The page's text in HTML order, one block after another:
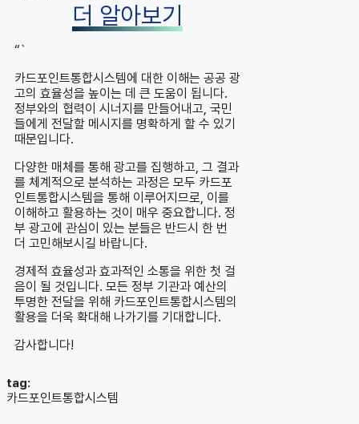
더 알아보기
“`
카드포인트통합시스템에 대한 이해는 공공 광
고의 효율성을 높이는 데 큰 도움이 됩니다.
정부와의 협력이 시너지를 만들어내고, 국민
들에게 전달할 메시지를 명확하게 할 수 있기
때문입니다.
다양한 매체를 통해 광고를 집행하고, 그 결과
를 체계적으로 분석하는 과정은 모두 카드포
인트통합시스템을 통해 이루어지므로, 이를
이해하고 활용하는 것이 매우 중요합니다. 정
부 광고에 관심이 있는 분들은 반드시 한 번
더 고민해보시길 바랍니다.
경제적 효율성과 효과적인 소통을 위한 첫 걸
음이 될 것입니다. 모든 정부 기관과 예산의
투명한 전달을 위해 카드포인트통합시스템의
활용을 더욱 확대해 나가기를 기대합니다.
감사합니다!
tag:
카드포인트통합시스템